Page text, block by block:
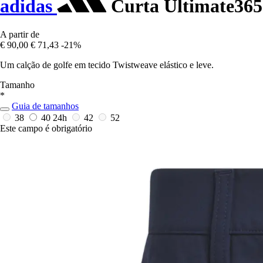
adidas Curta
A partir de
€ 90,00 € 71,43 -21%
Um calção de golfe em tecido Twistweave elástico e leve.
Tamanho
*
Guia de tamanhos
38
40 24h 42
52
Este campo é obrigatório